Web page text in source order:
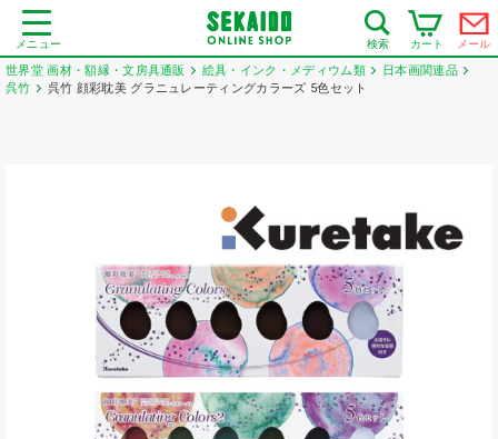
メニュー 検索 カート メール
世界堂 画材・額縁・文房具通販 絵具・インク・メディウム類
日本画関連品
呉竹
呉竹 顔彩耽美 グラニュレーティングカラーズ 5色セット